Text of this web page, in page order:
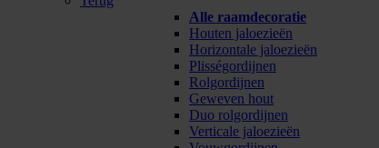
Alle raamdecoratie
Houten jaloezieën
Horizontale jaloezieën
Plisségordijnen
Rolgordijnen
Geweven hout
Duo rolgordijnen
Verticale jaloezieën